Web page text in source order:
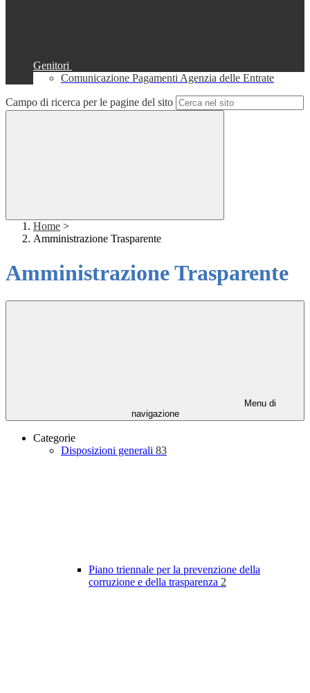
Genitori
Comunicazione Pagamenti Agenzia delle Entrate
Campo di ricerca per le pagine del sito
Home >
Amministrazione Trasparente
Amministrazione Trasparente
Menu di
navigazione
Categorie
Disposizioni generali 83
Piano triennale per la prevenzione della
corruzione e della trasparenza 2